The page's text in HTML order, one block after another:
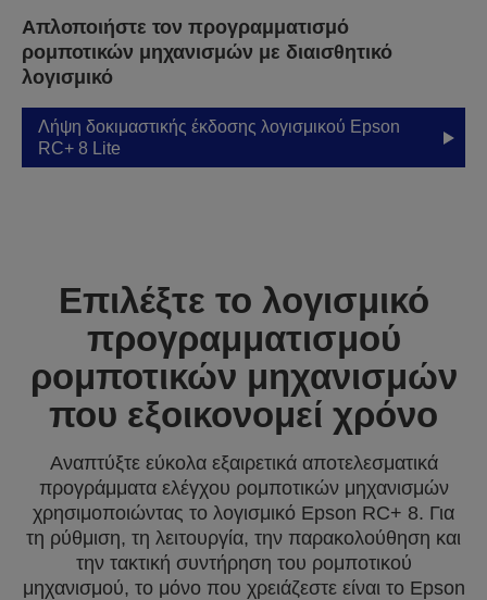
Απλοποιήστε τον προγραμματισμό
ρομποτικών μηχανισμών με διαισθητικό
λογισμικό
Λήψη δοκιμαστικής έκδοσης λογισμικού Epson
RC+ 8 Lite
Επιλέξτε το λογισμικό
προγραμματισμού
ρομποτικών μηχανισμών
που εξοικονομεί χρόνο
Αναπτύξτε εύκολα εξαιρετικά αποτελεσματικά
προγράμματα ελέγχου ρομποτικών μηχανισμών
χρησιμοποιώντας το λογισμικό Epson RC+ 8. Για
τη ρύθμιση, τη λειτουργία, την παρακολούθηση και
την τακτική συντήρηση του ρομποτικού
μηχανισμού, το μόνο που χρειάζεστε είναι το Epson